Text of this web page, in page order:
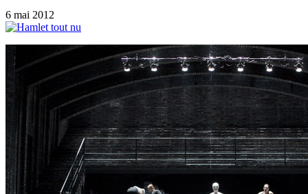
6 mai 2012